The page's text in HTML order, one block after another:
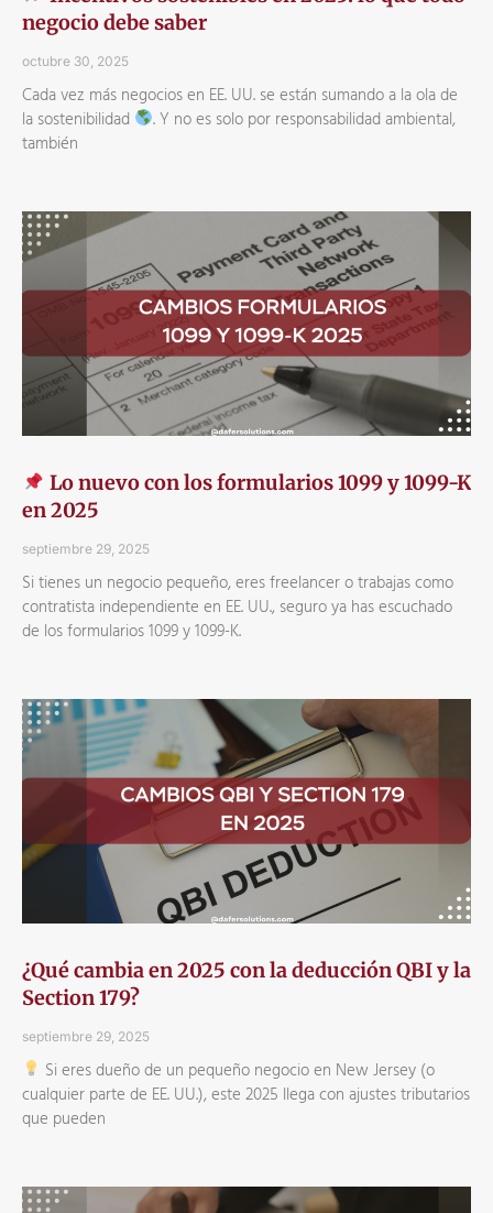
negocio debe saber
octubre 30, 2025
Cada vez más negocios en EE. UU. se están sumando a la ola de
la sostenibilidad
. Y no es solo por responsabilidad ambiental,
también
Lo nuevo con los formularios 1099 y 1099-K
en 2025
septiembre 29, 2025
Si tienes un negocio pequeño, eres freelancer o trabajas como
contratista independiente en EE. UU., seguro ya has escuchado
de los formularios 1099 y 1099-K.
¿Qué cambia en 2025 con la deducción QBI y la
Section 179?
septiembre 29, 2025
Si eres dueño de un pequeño negocio en New Jersey (o
cualquier parte de EE. UU.), este 2025 llega con ajustes tributarios
que pueden